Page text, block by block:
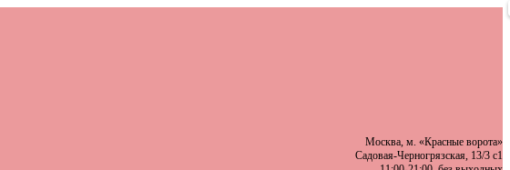
Москва, м. «Красные ворота»
Садовая-Черногрязская, 13/3 с1